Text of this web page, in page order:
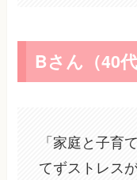
Bさん（40
「家庭と子育
てずストレス